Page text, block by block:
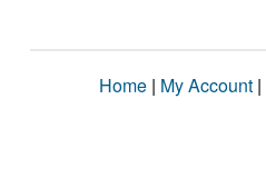
Home | My Account |